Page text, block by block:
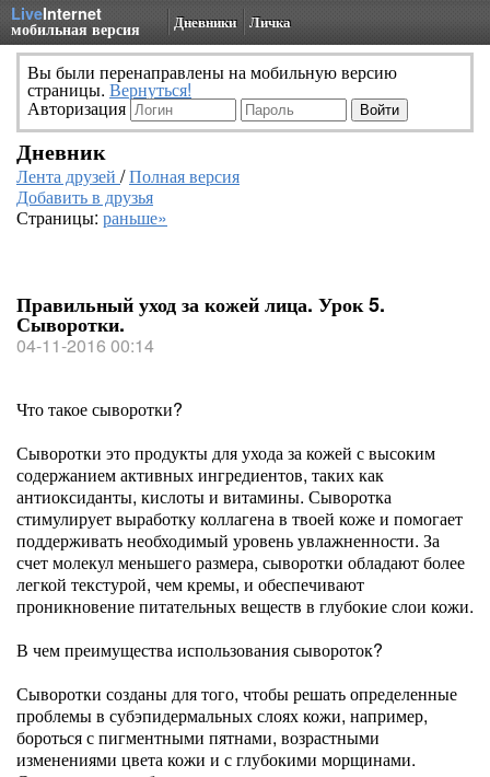
LiveInternet
мобильная версия Дневники Личка
Вы были перенаправлены на мобильную версию
страницы. Вернуться!
Авторизация
Дневник
Лента друзей /Полная версия
Добавить в друзья
Страницы: раньше»
Правильный уход за кожей лица. Урок 5.
Сыворотки.
04-11-2016 00:14
Что такое сыворотки?
Сыворотки это продукты для ухода за кожей с высоким
содержанием активных ингредиентов, таких как
антиоксиданты, кислоты и витамины. Сыворотка
стимулирует выработку коллагена в твоей коже и помогает
поддерживать необходимый уровень увлажненности. За
счет молекул меньшего размера, сыворотки обладают более
легкой текстурой, чем кремы, и обеспечивают
проникновение питательных веществ в глубокие слои кожи.
В чем преимущества использования сывороток?
Сыворотки созданы для того, чтобы решать определенные
проблемы в субэпидермальных слоях кожи, например,
бороться с пигментными пятнами, возрастными
изменениями цвета кожи и с глубокими морщинами.